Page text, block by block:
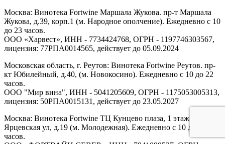
Москва: Винотека Fortwine Маршала Жукова. пр-т Маршала
Жукова, д.39, корп.1 (м. Народное ополчение). Ежедневно с 10
до 23 часов.
ООО «Харвест», ИНН - 7734424768, ОГРН - 1197746303567,
лицензия: 77РПА0014565, действует до 05.09.2024
Московская область, г. Реутов: Винотека Fortwine Реутов. пр-
кт Юбилейный, д.40, (м. Новокосино). Ежедневно с 10 до 22
часов.
ООО "Мир вина", ИНН - 5041205609, ОГРН - 1175053005313,
лицензия: 50РПА0015131, действует до 23.05.2027
Москва: Винотека Fortwine ТЦ Кунцево плаза, 1 этаж.
Ярцевская ул, д.19 (м. Молодежная). Ежедневно с 10 до 22
часов.